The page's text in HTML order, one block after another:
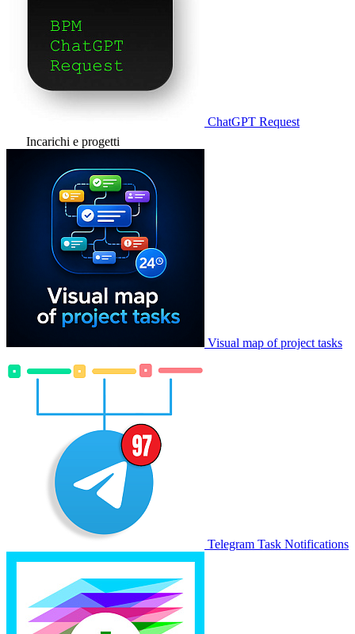
ChatGPT Request
Incarichi e progetti
Visual map of project tasks
Telegram Task Notifications